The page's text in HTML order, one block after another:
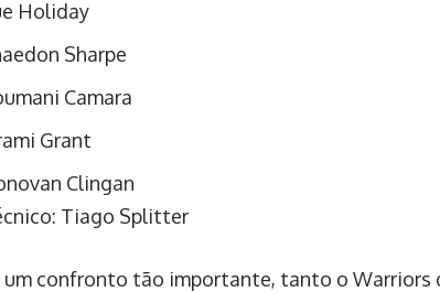
Holiday
Sharpe
Camara
Grant
Clingan
Tiago Splitter
um confronto tão importante, tanto o Warriors